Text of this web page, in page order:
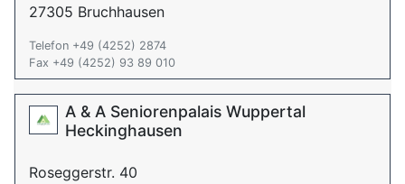
27305 Bruchhausen
Telefon +49 (4252) 2874
Fax +49 (4252) 93 89 010
A & A Seniorenpalais Wuppertal
Heckinghausen
Roseggerstr. 40